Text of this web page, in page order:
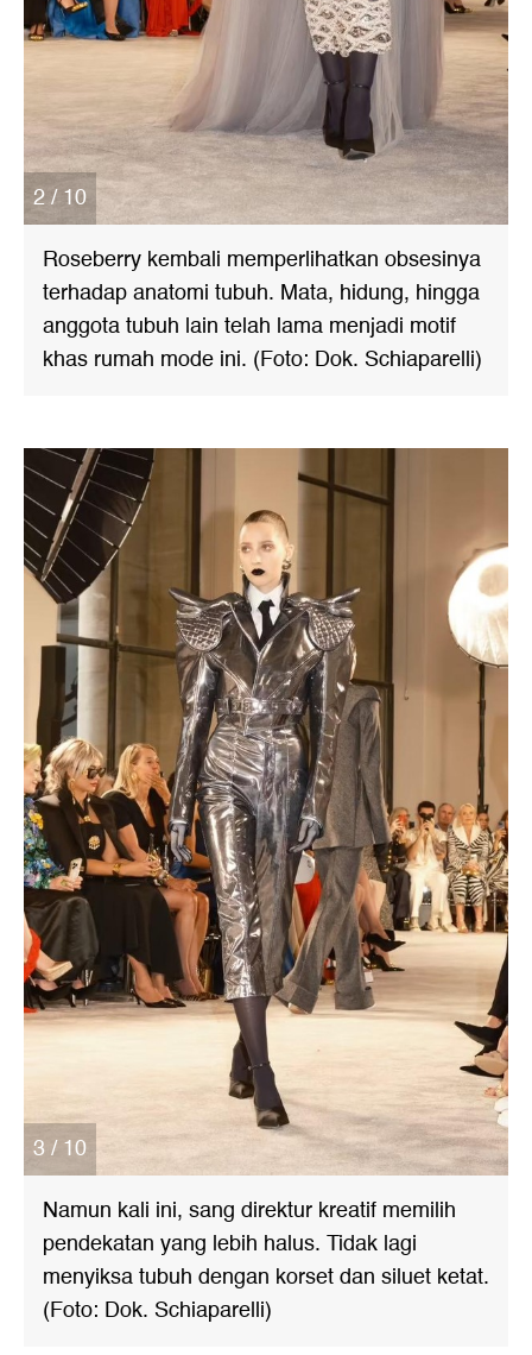
2 / 10
Roseberry kembali memperlihatkan obsesinya
terhadap anatomi tubuh. Mata, hidung, hingga
anggota tubuh lain telah lama menjadi motif
khas rumah mode ini. (Foto: Dok. Schiaparelli)
3 / 10
Namun kali ini, sang direktur kreatif memilih
pendekatan yang lebih halus. Tidak lagi
menyiksa tubuh dengan korset dan siluet ketat.
(Foto: Dok. Schiaparelli)